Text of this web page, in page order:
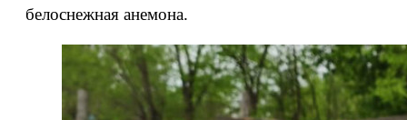
белоснежная анемона.